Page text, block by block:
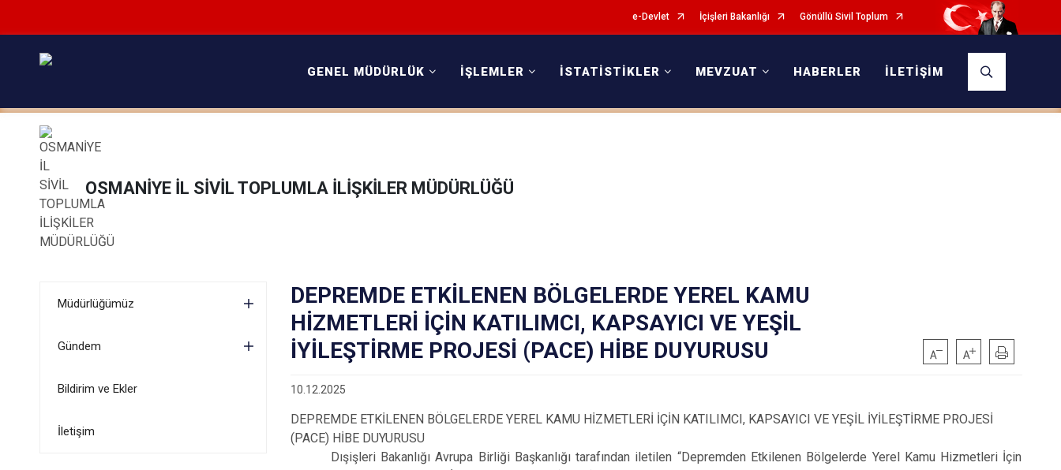
e-Devlet İçişleri Bakanlığı Gönüllü Sivil Toplum
GENEL MÜDÜRLÜK İŞLEMLER İSTATİSTİKLER MEVZUAT HABERLER İLETİŞİM
OSMANİYE İL SİVİL TOPLUMLA İLİŞKİLER MÜDÜRLÜĞÜ
Müdürlüğümüz
Gündem
Bildirim ve Ekler
İletişim
DEPREMDE ETKİLENEN BÖLGELERDE YEREL KAMU
HİZMETLERİ İÇİN KATILIMCI, KAPSAYICI VE YEŞİL
İYİLEŞTİRME PROJESİ (PACE) HİBE DUYURUSU
10.12.2025
DEPREMDE ETKİLENEN BÖLGELERDE YEREL KAMU HİZMETLERİ İÇİN KATILIMCI, KAPSAYICI VE YEŞİL İYİLEŞTİRME PROJESİ
(PACE) HİBE DUYURUSU
Dışişleri Bakanlığı Avrupa Birliği Başkanlığı tarafından iletilen “Depremden Etkilenen Bölgelerde Yerel Kamu Hizmetleri İçin